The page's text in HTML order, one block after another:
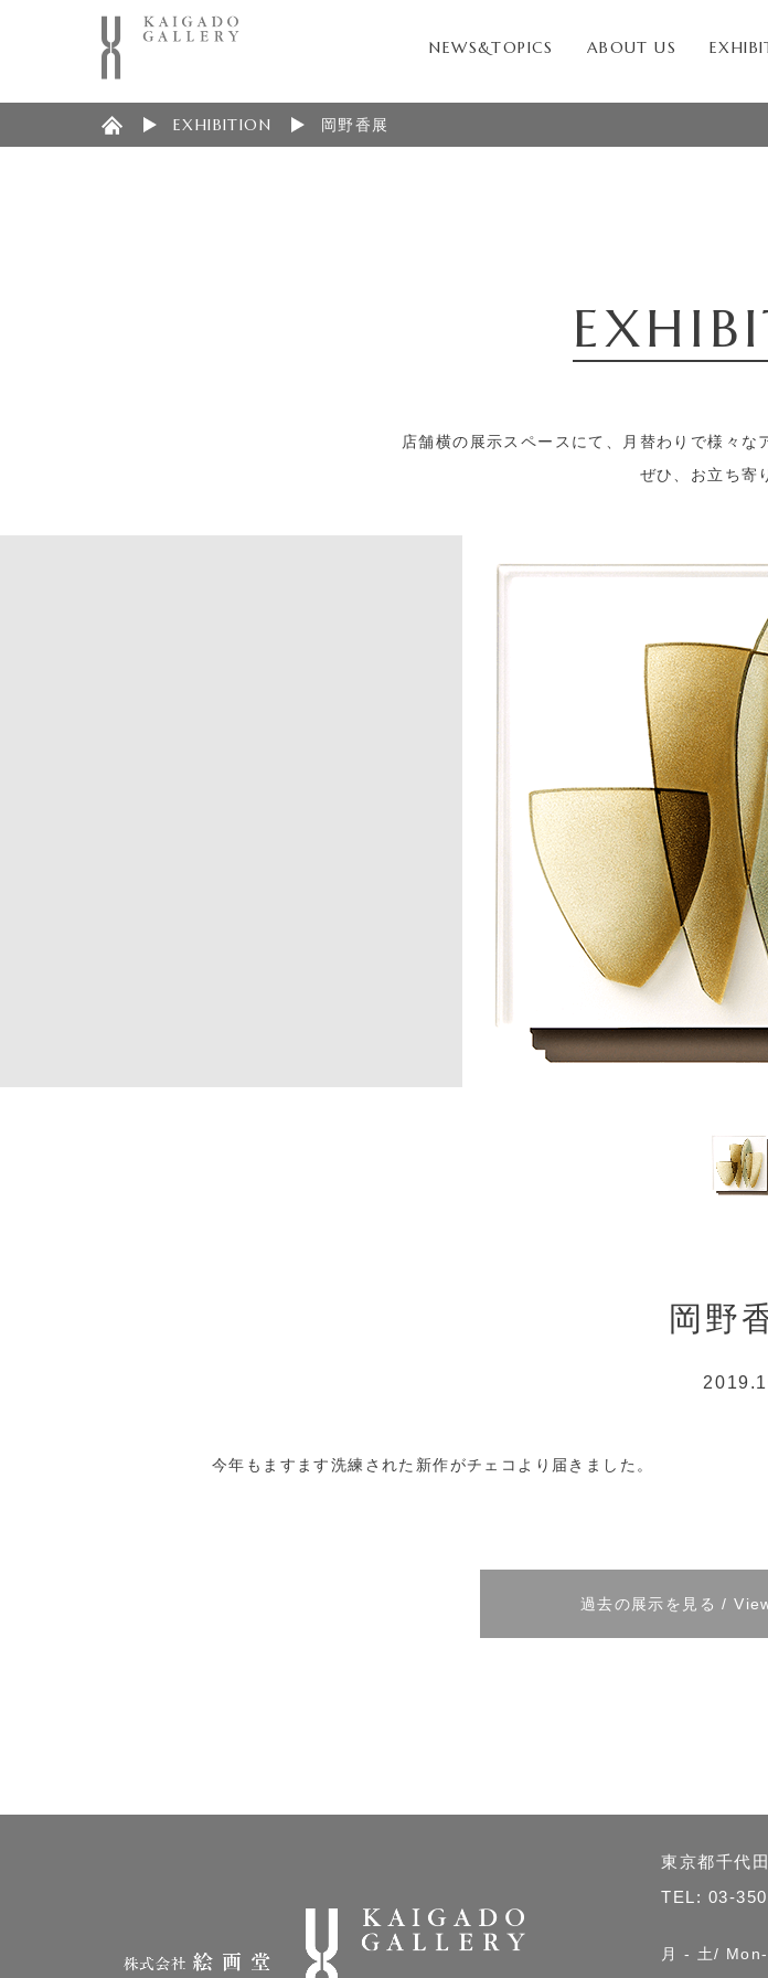
NEWS&TOPICS ABOUT US
EXHIBITION 岡野香展
店舗横の展示スペースにて、月替わりで様々な
ぜひ、お立ち寄
岡野
今年もますます洗練された新作がチェコより届きました。
過去の展示を見る /
東京都千代
TEL: 03-
月 - 土/